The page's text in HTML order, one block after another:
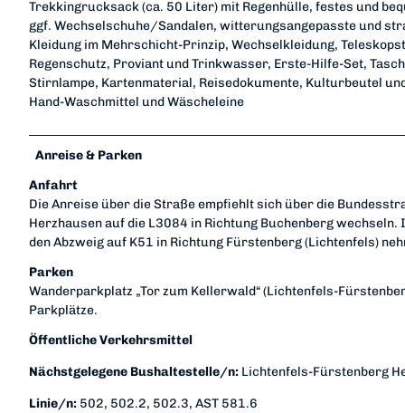
Trekkingrucksack (ca. 50 Liter) mit Regenhülle, festes und
ggf. Wechselschuhe/Sandalen, witterungsangepasste und
Kleidung im Mehrschicht-Prinzip, Wechselkleidung,
Regenschutz, Proviant und Trinkwasser, Erste-Hilfe-Set,
Stirnlampe, Kartenmaterial, Reisedokumente, Kulturbeutel
Hand-Waschmittel und Wäscheleine
Anreise & Parken
Anfahrt
Die Anreise über die Straße empfiehlt sich über die
Herzhausen auf die L3084 in Richtung Buchenberg wechseln.
den Abzweig auf K51 in Richtung Fürstenberg (Lichtenfels)
Parken
Wanderparkplatz „Tor zum Kellerwald“ (Lichtenfels-
Parkplätze.
Öffentliche Verkehrsmittel
Nächstgelegene Bushaltestelle/n: Lichtenfels-Fürstenberg
Linie/n: 502, 502.2, 502.3, AST 581.6